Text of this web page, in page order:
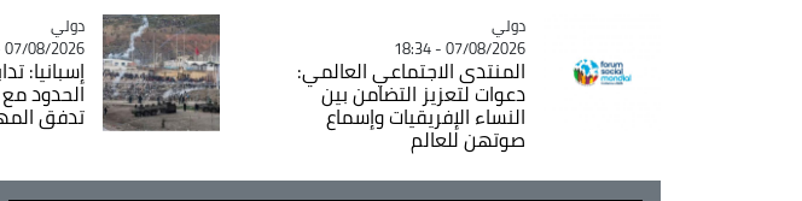
Catégorie
دولي
07/08/2026 - 18:34
المنتدى الاجتماعي العالمي:
دعوات لتعزيز التضامن بين
النساء الإفريقيات وإسماع
صوتهن للعالم
Catégorie
دولي
07/08/2026 - 17:14
إسبانيا:
الحدود
تدفق